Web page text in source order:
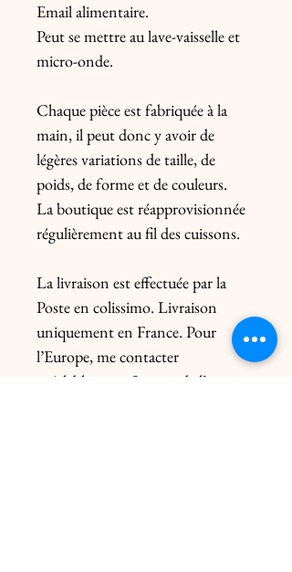
Email alimentaire.
Peut se mettre au lave-vaisselle et
micro-onde.
Chaque pièce est fabriquée à la
main, il peut donc y avoir de
légères variations de taille, de
poids, de forme et de couleurs.
La boutique est réapprovisionnée
régulièrement au fil des cuissons.
La livraison est effectuée par la
Poste en colissimo. Livraison
uniquement en France. Pour
l’Europe, me contacter
préalablement. Le prix de l’envoi